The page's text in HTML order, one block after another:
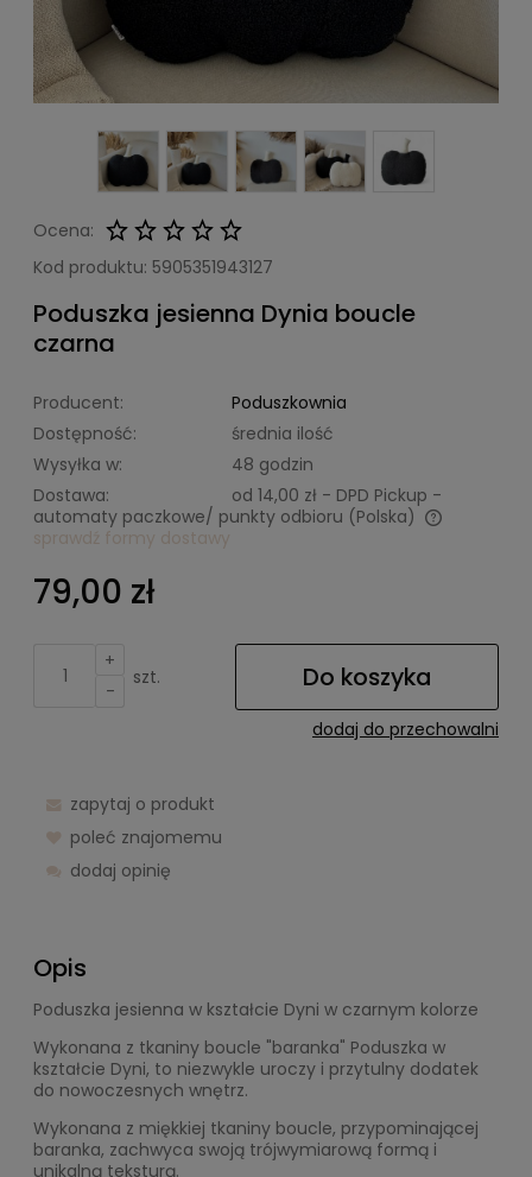
Ocena:
Kod produktu: 5905351943127
Poduszka jesienna Dynia boucle
czarna
Producent:
Poduszkownia
Dostępność:
średnia ilość
Wysyłka w:
48 godzin
Dostawa:
od 14,00 zł - DPD Pickup -
automaty paczkowe/ punkty odbioru (Polska)
Cena nie zawiera ewentualnych kosztów płatności
sprawdź formy dostawy
79,00 zł
+
-
szt. Do koszyka
dodaj do przechowalni
zapytaj o produkt
poleć znajomemu
dodaj opinię
Opis
Poduszka jesienna w kształcie Dyni w czarnym kolorze
Wykonana z tkaniny boucle "baranka" Poduszka w
kształcie Dyni, to niezwykle uroczy i przytulny dodatek
do nowoczesnych wnętrz.
Wykonana z miękkiej tkaniny boucle, przypominającej
baranka, zachwyca swoją trójwymiarową formą i
unikalną teksturą.